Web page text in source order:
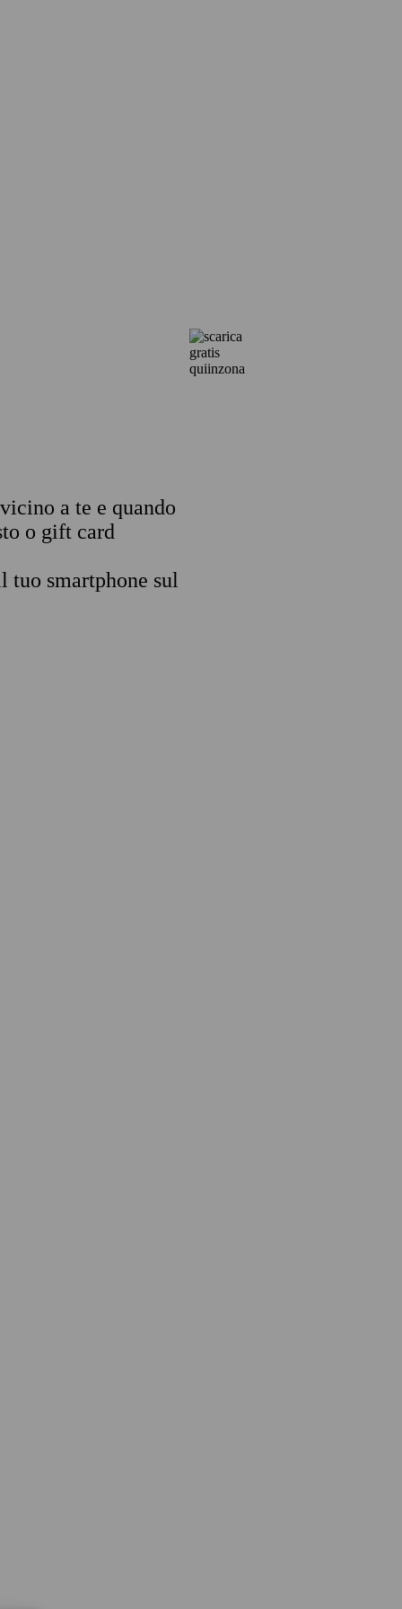
a te e quando
o gift card
tuo smartphone sul